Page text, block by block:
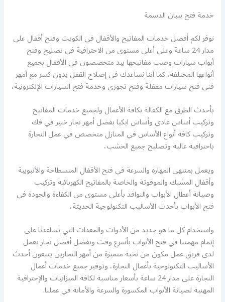
خدمة فتح بيبان الدسمة
نوفر لكم أفضل خدمات المفاتيح والأقفال في الكويت وفتح أقفال على
مدار 24 ساعة وعلى أعلى مستوى من الاحترافية في تصليح وفتح
أبواب سيارات وصب مفاتيحها بيد متخصصون في الأقفال بجميع
أنواعها المختلفة، كما أننا نساعدك في إصلاح القفل بدون كسر مع أمهر
فني فتح سيارات مقفلة وفتح تجوري وخدمة فتح السيارات الإلكترونية،
بأحدث الطرق مع الكفالة بكافة الأعمال ولجميع خدمات المفاتيح
وتركيب أساس عادي وأساس ايكيا بفضل أمهر نجار خبير في فك
وتركيب كافة أنواع الأساس في المنازل متخصص في عمل النجارة
باحترافية عالية وتصليح جميع الخشب،
ويعمل بمنتهى المهارة والسرعة في فتح الأقفال المتسطاحة والأنبوبية
وأقفال المشبك والموقوتة والخاصة بالمفاتيح الكهربائية وتركيب
وصيانة أعطال الأبواب والنوافذ بأعلى مستوى من الكفاءة والجودة في
فتح الأبواب بأحدث الأساليب التكنولوجية الحديثة،
واستخدام كل ما هو جديد من الأدوات والمعدات التي تساعدنا على
إتمام مهمتنا في فتح الأبواب بأسرع وقت وبفضل أفضل نجار يعمل
لدى فريق عمل مكون من نخبة متميزة من أمهر النجارين يتبعون أحدث
الأساليب التكنولوجية بأعمال النجارة، وتوفير جميع خدمات أعمال
النجارة على مدار 24 ساعة بأسعار مناسبة لكافة الميزانيات والإحترافية
المهنية لصيانة الأبواب المكسورة والسرعة والأمانة في عملنا.